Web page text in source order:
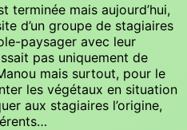
terminée mais aujourd’hui,
d’un groupe de stagiaires
paysager avec leur
pas uniquement de
mais surtout, pour le
les végétaux en situation
aux stagiaires l’origine,